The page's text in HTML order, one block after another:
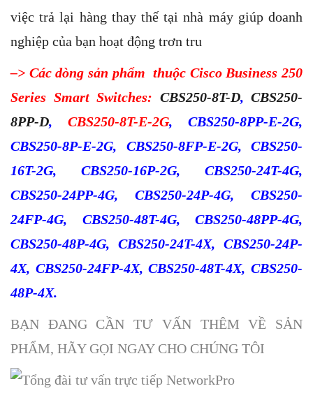
việc trả lại hàng thay thế tại nhà máy giúp doanh
nghiệp của bạn hoạt động trơn tru
–> Các dòng sản phẩm thuộc Cisco Business 250
Series Smart Switches: CBS250-8T-D, CBS250-
8PP-D, CBS250-8T-E-2G, CBS250-8PP-E-2G,
CBS250-8P-E-2G, CBS250-8FP-E-2G, CBS250-
16T-2G, CBS250-16P-2G, CBS250-24T-4G,
CBS250-24PP-4G, CBS250-24P-4G, CBS250-
24FP-4G, CBS250-48T-4G, CBS250-48PP-4G,
CBS250-48P-4G, CBS250-24T-4X, CBS250-24P-
4X, CBS250-24FP-4X, CBS250-48T-4X, CBS250-
48P-4X.
BẠN ĐANG CẦN TƯ VẤN THÊM VỀ SẢN
PHẨM, HÃY GỌI NGAY CHO CHÚNG TÔI